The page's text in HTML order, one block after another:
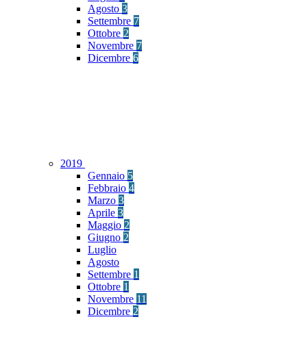
Agosto 3
Settembre 7
Ottobre 2
Novembre 7
Dicembre 6
2019
Gennaio 5
Febbraio 4
Marzo 3
Aprile 3
Maggio 2
Giugno 2
Luglio
Agosto
Settembre 1
Ottobre 1
Novembre 11
Dicembre 2